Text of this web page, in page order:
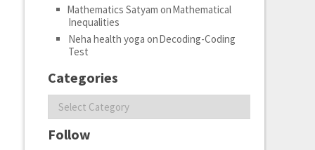
Mathematics Satyam onMathematical
Inequalities
Neha health yoga onDecoding-Coding
Test
Categories
Categories
Follow